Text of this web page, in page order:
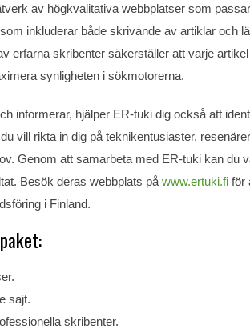
av högkvalitativa webbplatser som
inkluderar både skrivande av artiklar och
erfarna skribenter säkerställer att varje
synligheten i sökmotorerna.
informerar, hjälper ER-tuki dig också att
vill rikta in dig på teknikentusiaster,
Genom att samarbeta med ER-tuki kan du
Besök deras webbplats på www.ertuki.fi för
i Finland.
sajt.
skribenter.